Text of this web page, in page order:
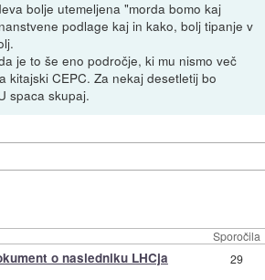
bolje utemeljena "morda bomo kaj
podlage kaj in kako, bolj tipanje v
je to še eno področje, ki mu nismo več
kitajski CEPC. Za nekaj desetletij bo
spaca skupaj.
Sporočila
o nasledniku LHCja 29